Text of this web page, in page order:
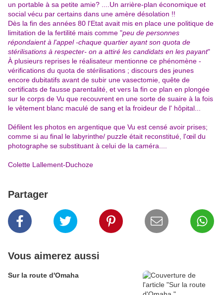
un portable à sa petite amie? ....Un arrière-plan économique et
social vécu par certains dans une amère désolation !!
Dès la fin des années 80 l'Etat avait mis en place une politique de
limitation de la fertilité mais comme "peu de personnes
répondaient à l'appel -chaque quartier ayant son quota de
stérilisations à respecter- on a attiré les candidats en les payant"
À plusieurs reprises le réalisateur mentionne ce phénomène -
vérifications du quota de stérilisations ; discours des jeunes
encore dubitatifs avant de subir une vasectomie, quête de
certificats de fausse parentalité, et vers la fin ce plan en plongée
sur le corps de Vu que recouvrent en une sorte de suaire à la fois
le vêtement blanc maculé de sang et la froideur de l' hôpital...
Défilent les photos en argentique que Vu est censé avoir prises;
comme si au final le labyrinthe/ puzzle était reconstitué, l'œil du
photographe se substituant à celui de la caméra....
Colette Lallement-Duchoze
Partager
Vous aimerez aussi
Sur la route d'Omaha